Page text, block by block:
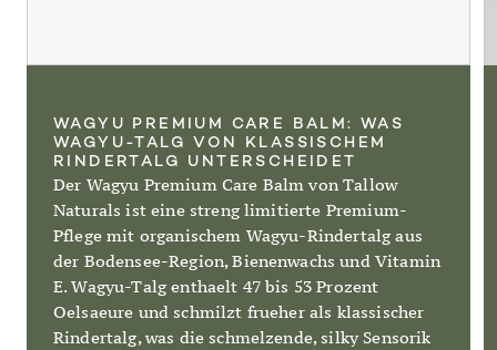
WAGYU PREMIUM CARE BALM: WAS
WAGYU-TALG VON KLASSISCHEM
RINDERTALG UNTERSCHEIDET
Der Wagyu Premium Care Balm von Tallow
Naturals ist eine streng limitierte Premium-
Pflege mit organischem Wagyu-Rindertalg aus
der Bodensee-Region, Bienenwachs und Vitamin
E. Wagyu-Talg enthaelt 47 bis 53 Prozent
Oelsaeure und schmilzt frueher als klassischer
Rindertalg, was die schmelzende, silky Sensorik